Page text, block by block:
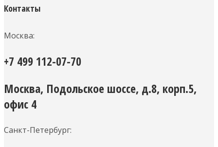
Контакты
Москва:
+7 499 112-07-70
Москва, Подольское шоссе, д.8, корп.5,
офис 4
Санкт-Петербург: